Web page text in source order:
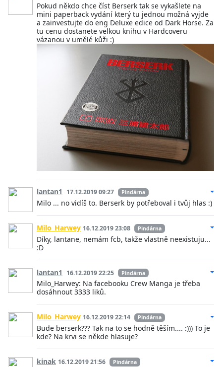
Pokud někdo chce číst Berserk tak se vykašlete na
mini paperback vydání který tu jednou možná vyjde
a zainvestujte do eng Deluxe edice od Dark Horse. Za
tu cenu dostanete velkou knihu v Hardcoveru
vázanou v umělé kůži :)
lantan1 17.12.2019 09:27 Pindárna
Milo ... no vidíš to. Berserk by potřeboval i tvůj hlas :)
Milo_Harwey 16.12.2019 23:08 Pindárna
Díky, lantane, nemám fcb, takže vlastně neexistuju...
:D
lantan1 16.12.2019 22:25 Pindárna
Milo_Harwey: Na facebooku Crew Manga je třeba
dosáhnout 3333 liků.
Milo_Harwey 16.12.2019 22:14 Pindárna
Bude berserk??? Tak na to se hodně těším.... :))) To je
kde? Na krvi se někde hlasuje?
kinak 16.12.2019 21:56 Pindárna